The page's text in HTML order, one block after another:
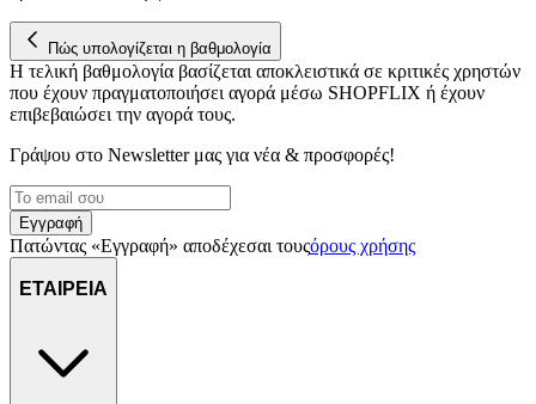
μετρήσεις σχετικά με διαφημίσεις και περιεχόμενο, την καλύτερη
εικόνα του κοινού μας και την ανάπτυξη προϊόντων. Επίσης,
κοινοποιούμε πληροφορίες σχετικά με την από μέρους σας χρήση
τοποθεσίας μας στους συνεργάτες μέσων κοινωνικής δικτύωσης,
διαφημίσεων και ανάλυσης.
Πώς υπολογίζεται η βαθμολογία
Η τελική βαθμολογία βασίζεται αποκλειστικά σε κριτικές χρηστών
που έχουν πραγματοποιήσει αγορά μέσω SHOPFLIX ή έχουν
επιβεβαιώσει την αγορά τους.
Γράψου στο Νewsletter μας για νέα & προσφορές!
Εγγραφή
Πατώντας «Εγγραφή» αποδέχεσαι τουςόρους χρήσης
ΕΤΑΙΡΕΙΑ